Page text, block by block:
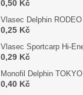
0,50 Kč
Vlasec Delphin
0,25 Kč
Vlasec Sportcarp Hi-
0,29 Kč
Monofil Delphin
0,40 Kč